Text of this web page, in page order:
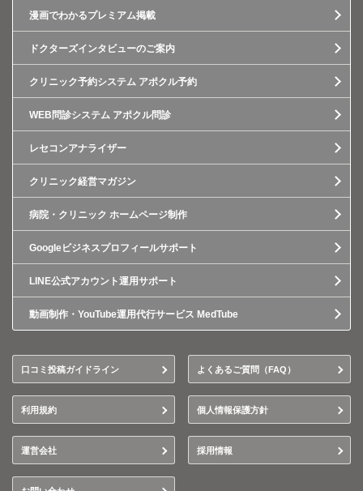
漫画でわかるプレミアム掲載
ドクターズインタビューのご案内
クリニック予約システム アポクル予約
WEB問診システム アポクル問診
レセコンアナライザー
クリニック経営マガジン
病院・クリニック ホームページ制作
Googleビジネスプロフィールサポート
LINE公式アカウント運用サポート
動画制作・YouTube運用代行サービス MedTube
口コミ投稿ガイドライン よくあるご質問（FAQ）
利用規約 個人情報保護方針
運営会社 採用情報